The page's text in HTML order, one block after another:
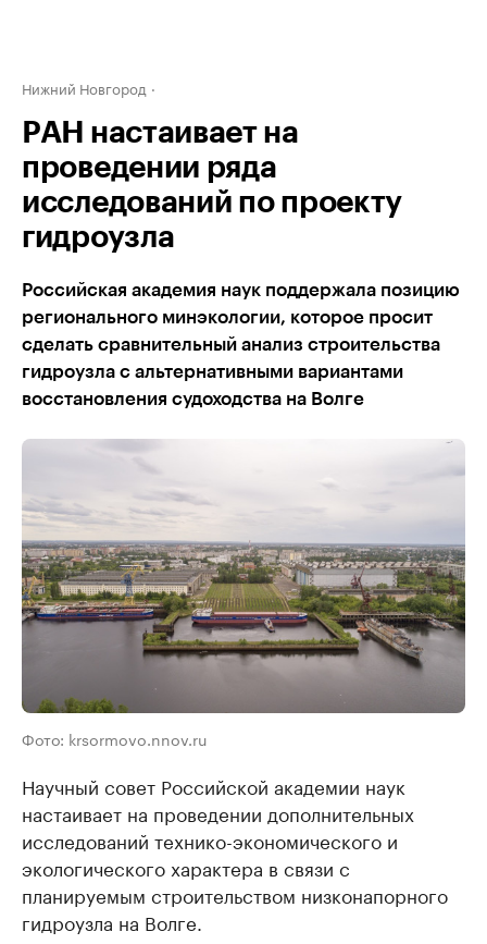
Нижний Новгород
РАН настаивает на
проведении ряда
исследований по проекту
гидроузла
Российская академия наук поддержала позицию
регионального минэкологии, которое просит
сделать сравнительный анализ строительства
гидроузла с альтернативными вариантами
восстановления судоходства на Волге
Фото: krsormovo.nnov.ru
Научный совет Российской академии наук
настаивает на проведении дополнительных
исследований технико-экономического и
экологического характера в связи с
планируемым строительством низконапорного
гидроузла на Волге.